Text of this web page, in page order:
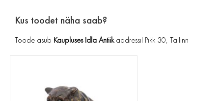
Kus toodet näha saab?
Toode asub Kaupluses Idla Antiikaadressil Pikk 30, Tallinn